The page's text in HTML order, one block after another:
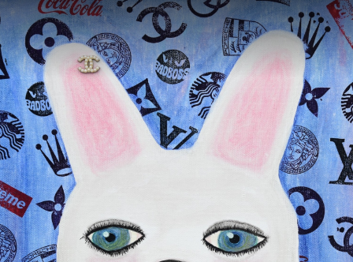
곡,
성
대
모
사
등
다
양
한
오
디
오
콘
텐